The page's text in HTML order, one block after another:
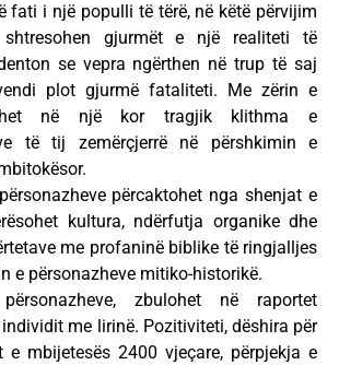
fati i një populli të tërë, në këtë përvijim
shtresohen gjurmët e një realiteti të
se vepra ngërthen në trup të saj
plot gjurmë fataliteti. Me zërin e
në një kor tragjik klithma e
të tij zemërçjerrë në përshkimin e
përcaktohet nga shenjat e
kultura, ndërfutja organike dhe
me profaninë biblike të ringjalljes
e përsonazheve mitiko-historikë.
zbulohet në raportet
me lirinë. Pozitiviteti, dëshira për
e mbijetesës 2400 vjeçare, përpjekja e